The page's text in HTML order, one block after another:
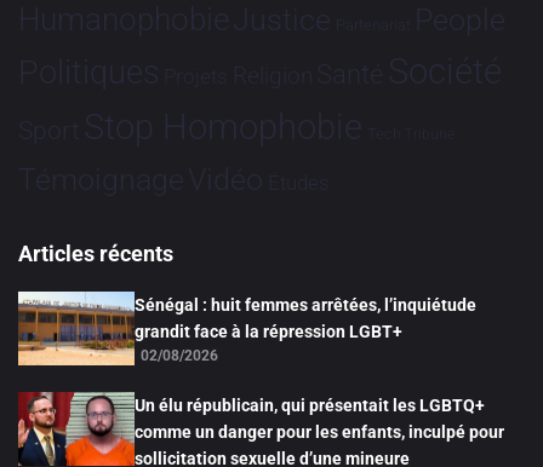
HumanophobieJustice Partenariat People
Politiques Projets Religion Santé Société
Sport Stop Homophobie Tech Tribune
TémoignageVidéo Études
Articles récents
Sénégal : huit femmes arrêtées, l’inquiétude
grandit face à la répression LGBT+
02/08/2026
Un élu républicain, qui présentait les LGBTQ+
comme un danger pour les enfants, inculpé pour
sollicitation sexuelle d’une mineure